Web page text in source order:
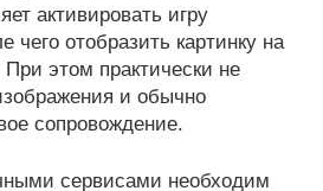
активировать игру
чего отобразить картинку на
этом практически не
и обычно
сопровождение.
сервисами необходим